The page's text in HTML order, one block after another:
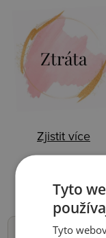
Ztráta
Zjistit více
Tyto
Tyto